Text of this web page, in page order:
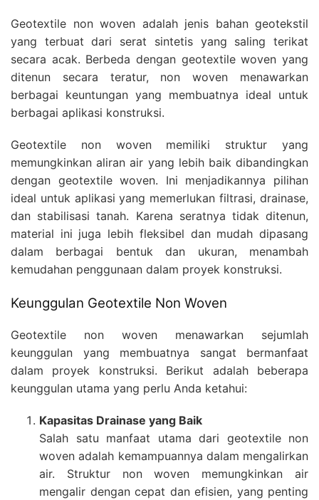
Geotextile non woven adalah jenis bahan geotekstil
yang terbuat dari serat sintetis yang saling terikat
secara acak. Berbeda dengan geotextile woven yang
ditenun secara teratur, non woven menawarkan
berbagai keuntungan yang membuatnya ideal untuk
berbagai aplikasi konstruksi.
Geotextile non woven memiliki struktur yang
memungkinkan aliran air yang lebih baik dibandingkan
dengan geotextile woven. Ini menjadikannya pilihan
ideal untuk aplikasi yang memerlukan filtrasi, drainase,
dan stabilisasi tanah. Karena seratnya tidak ditenun,
material ini juga lebih fleksibel dan mudah dipasang
dalam berbagai bentuk dan ukuran, menambah
kemudahan penggunaan dalam proyek konstruksi.
Keunggulan Geotextile Non Woven
Geotextile non woven menawarkan sejumlah
keunggulan yang membuatnya sangat bermanfaat
dalam proyek konstruksi. Berikut adalah beberapa
keunggulan utama yang perlu Anda ketahui:
Kapasitas Drainase yang Baik
Salah satu manfaat utama dari geotextile non
woven adalah kemampuannya dalam mengalirkan
air. Struktur non woven memungkinkan air
mengalir dengan cepat dan efisien, yang penting